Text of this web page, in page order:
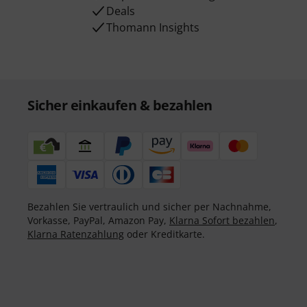
Deals
Thomann Insights
Sicher einkaufen & bezahlen
Bezahlen Sie vertraulich und sicher per Nachnahme,
Vorkasse, PayPal, Amazon Pay, Klarna Sofort bezahlen,
Klarna Ratenzahlung oder Kreditkarte.